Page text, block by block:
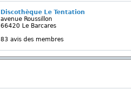
Discothèque Le Tentation
avenue Roussillon
66420 Le Barcares
83 avis des membres